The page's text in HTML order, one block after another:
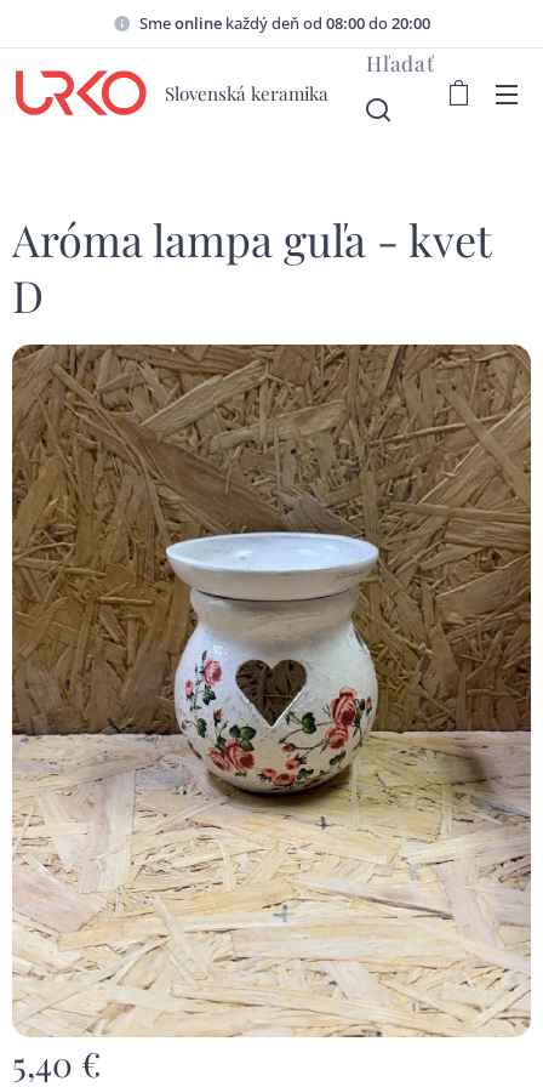
Smeonline každý deň od 08:00do20:00
Slovenská keramika
Hľadať
Aróma lampa guľa - kvet
D
5,40 €